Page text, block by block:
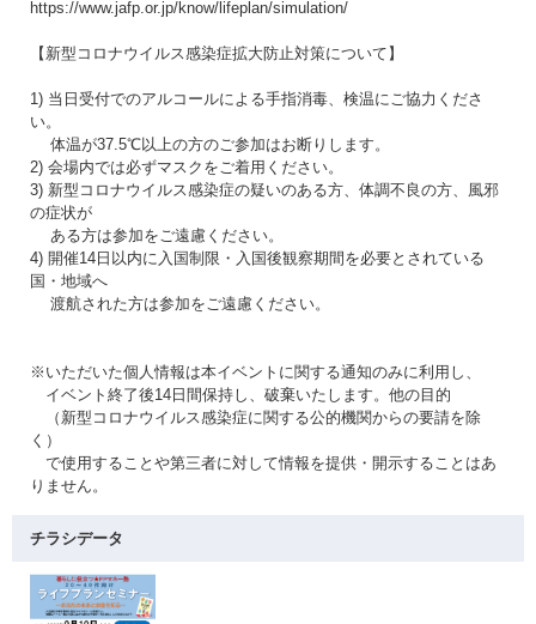
https://www.jafp.or.jp/know/lifeplan/simulation/
【新型コロナウイルス感染症拡大防止対策について】
1) 当日受付でのアルコールによる手指消毒、検温にご協力くださ
い。
体温が37.5℃以上の方のご参加はお断りします。
2) 会場内では必ずマスクをご着用ください。
3) 新型コロナウイルス感染症の疑いのある方、体調不良の方、風邪
の症状が
ある方は参加をご遠慮ください。
4) 開催14日以内に入国制限・入国後観察期間を必要とされている
国・地域へ
渡航された方は参加をご遠慮ください。
※いただいた個人情報は本イベントに関する通知のみに利用し、
イベント終了後14日間保持し、破棄いたします。他の目的
（新型コロナウイルス感染症に関する公的機関からの要請を除
く）
で使用することや第三者に対して情報を提供・開示することはあ
りません。
チラシデータ